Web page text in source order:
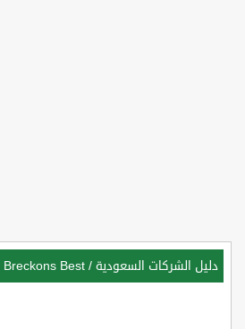
دليل الشركات السعودية /
Breckons Best